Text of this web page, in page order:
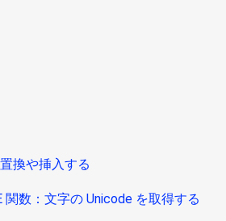
換や挿入する
関数：文字の Unicode を取得する